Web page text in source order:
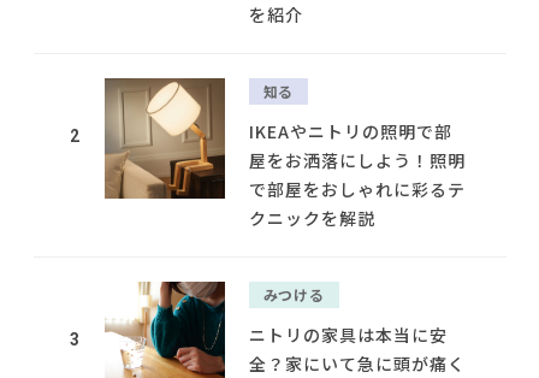
を紹介
2
知る
IKEAやニトリの照明で部
屋をお洒落にしよう！照明
で部屋をおしゃれに彩るテ
クニックを解説
3
みつける
ニトリの家具は本当に安
全？家にいて急に頭が痛く